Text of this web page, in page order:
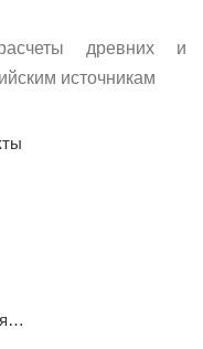
древних и
источникам